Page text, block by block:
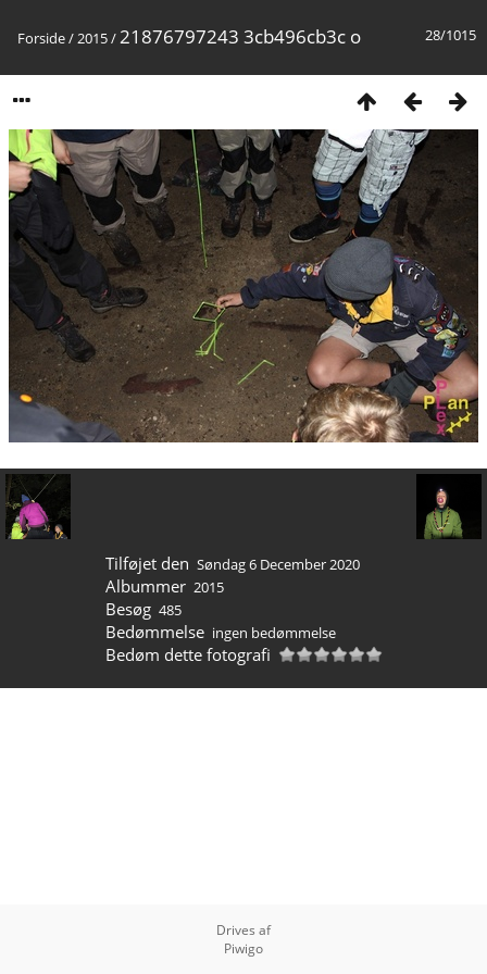
28/1015
Forside/2015/21876797243 3cb496cb3c o
Tilføjet den Søndag 6 December 2020
Albummer 2015
Besøg 485
Bedømmelse ingen bedømmelse
Bedøm dette fotografi
Drives af
Piwigo